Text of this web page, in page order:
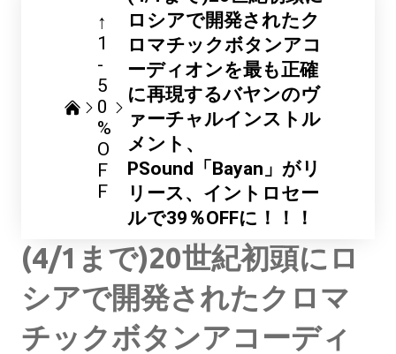
↑
1
-
5
0
%
O
F
F
ロシアで開発されたク
ロマチックボタンアコ
ーディオンを最も正確
に再現するバヤンのヴ
ァーチャルインストル
メント、
PSound「Bayan」がリ
リース、イントロセー
ルで39％OFFに！！！
(4/1まで)20世紀初頭にロ
シアで開発されたクロマ
チックボタンアコーディ